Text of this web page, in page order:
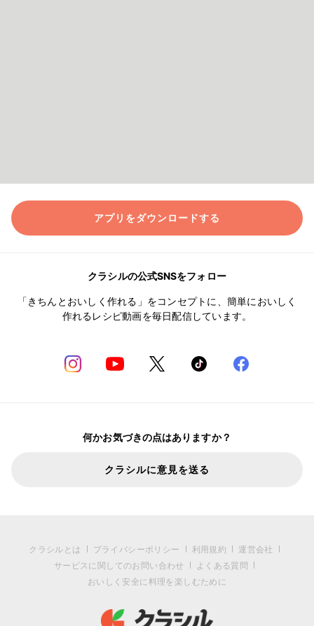
アプリをダウンロードする
クラシルの公式SNSをフォロー
「きちんとおいしく作れる」をコンセプトに、簡単においしく
作れるレシピ動画を毎日配信しています。
何かお気づきの点はありますか？
クラシルに意見を送る
クラシルとは プライバシーポリシー 利用規約
運営会社
サービスに関してのお問い合わせ
よくある質問
おいしく安全に料理を楽しむために